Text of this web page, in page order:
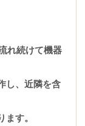
れ続けて機器
し、近隣を含
ます。